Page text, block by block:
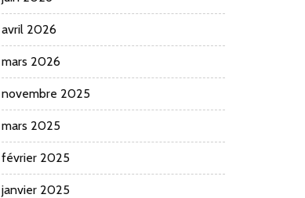
avril 2026
mars 2026
novembre 2025
mars 2025
février 2025
janvier 2025